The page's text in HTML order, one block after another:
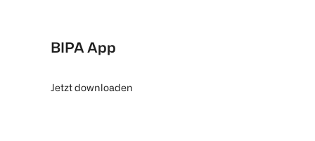
BIPA App
Jetzt downloaden